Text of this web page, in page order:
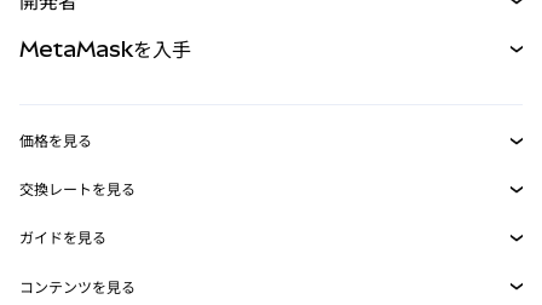
パーペチュアル
RWA
MetaMask Connect
Snaps
Web3サービス
MetaMaskを入手
セキュリティ
サポート
価格を見る
イーサリアムの価格
Solanaの価格
交換レートを見る
ETH→USD
USDT→INR
ガイドを見る
ETHの購入
コンテンツを見る